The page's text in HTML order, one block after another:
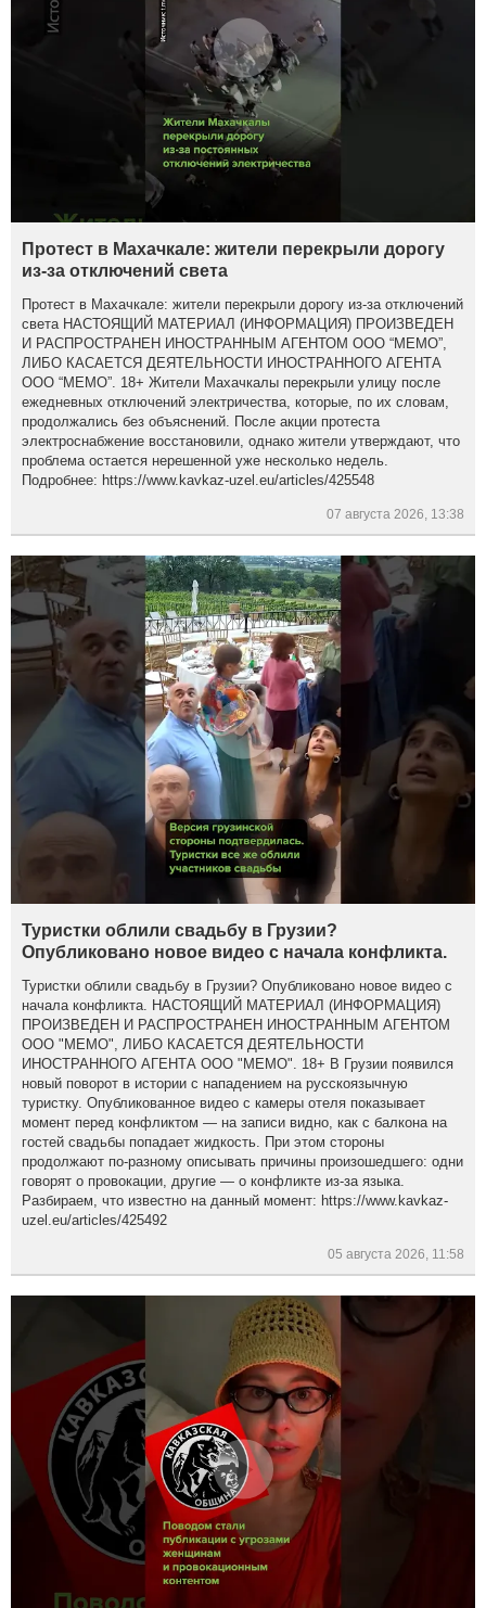
Протест в Махачкале: жители перекрыли дорогу
из-за отключений света
Протест в Махачкале: жители перекрыли дорогу из-за отключений
света НАСТОЯЩИЙ МАТЕРИАЛ (ИНФОРМАЦИЯ) ПРОИЗВЕДЕН
И РАСПРОСТРАНЕН ИНОСТРАННЫМ АГЕНТОМ ООО “МЕМО”,
ЛИБО КАСАЕТСЯ ДЕЯТЕЛЬНОСТИ ИНОСТРАННОГО АГЕНТА
ООО “МЕМО”. 18+ Жители Махачкалы перекрыли улицу после
ежедневных отключений электричества, которые, по их словам,
продолжались без объяснений. После акции протеста
электроснабжение восстановили, однако жители утверждают, что
проблема остается нерешенной уже несколько недель.
Подробнее: https://www.kavkaz-uzel.eu/articles/425548
07 августа 2026, 13:38
Туристки облили свадьбу в Грузии?
Опубликовано новое видео с начала конфликта.
Туристки облили свадьбу в Грузии? Опубликовано новое видео с
начала конфликта. НАСТОЯЩИЙ МАТЕРИАЛ (ИНФОРМАЦИЯ)
ПРОИЗВЕДЕН И РАСПРОСТРАНЕН ИНОСТРАННЫМ АГЕНТОМ
ООО "МЕМО", ЛИБО КАСАЕТСЯ ДЕЯТЕЛЬНОСТИ
ИНОСТРАННОГО АГЕНТА ООО "МЕМО". 18+ В Грузии появился
новый поворот в истории с нападением на русскоязычную
туристку. Опубликованное видео с камеры отеля показывает
момент перед конфликтом — на записи видно, как с балкона на
гостей свадьбы попадает жидкость. При этом стороны
продолжают по-разному описывать причины произошедшего: одни
говорят о провокации, другие — о конфликте из-за языка.
Разбираем, что известно на данный момент: https://www.kavkaz-
uzel.eu/articles/425492
05 августа 2026, 11:58